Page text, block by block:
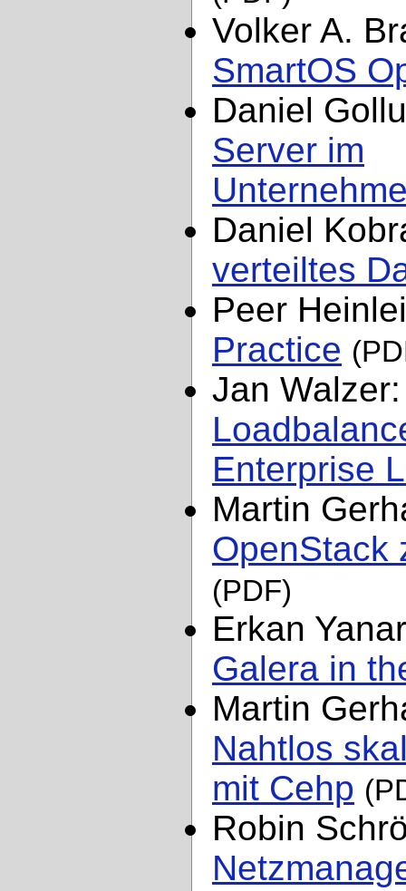
Volker A.
SmartOS
Daniel
Server im
Daniel
verteiltes
Peer
Practice
Jan
Enterprise
Martin
OpenStack
(PDF)
Erkan
Galera in
Martin
Nahtlos
mit Cehp
Robin